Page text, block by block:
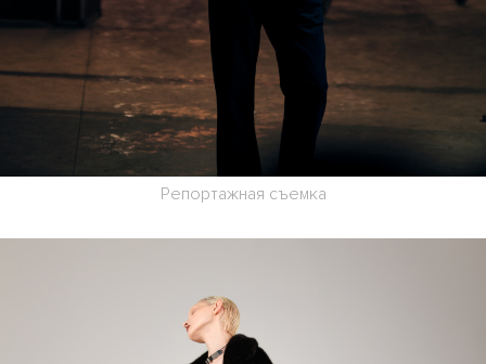
Репортажная съемка